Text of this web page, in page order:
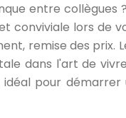
entre
lors de
remise des
dans l'art de
pour